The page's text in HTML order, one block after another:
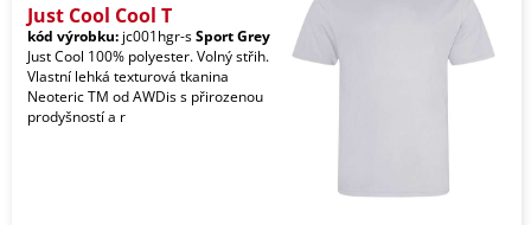
Just Cool Cool T
kód výrobku: jc001hgr-sSport Grey
Just Cool 100% polyester. Volný střih.
Vlastní lehká texturová tkanina
Neoteric TM od AWDis s přirozenou
prodyšností a r